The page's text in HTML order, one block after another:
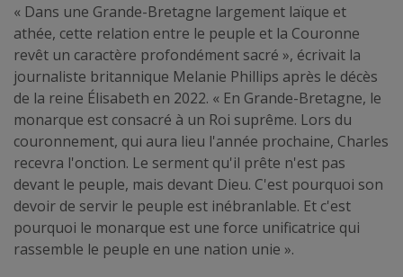
« Dans une Grande-Bretagne largement laïque et
athée, cette relation entre le peuple et la Couronne
revêt un caractère profondément sacré », écrivait la
journaliste britannique Melanie Phillips après le décès
de la reine Élisabeth en 2022. « En Grande-Bretagne, le
monarque est consacré à un Roi suprême. Lors du
couronnement, qui aura lieu l'année prochaine, Charles
recevra l'onction. Le serment qu'il prête n'est pas
devant le peuple, mais devant Dieu. C'est pourquoi son
devoir de servir le peuple est inébranlable. Et c'est
pourquoi le monarque est une force unificatrice qui
rassemble le peuple en une nation unie ».